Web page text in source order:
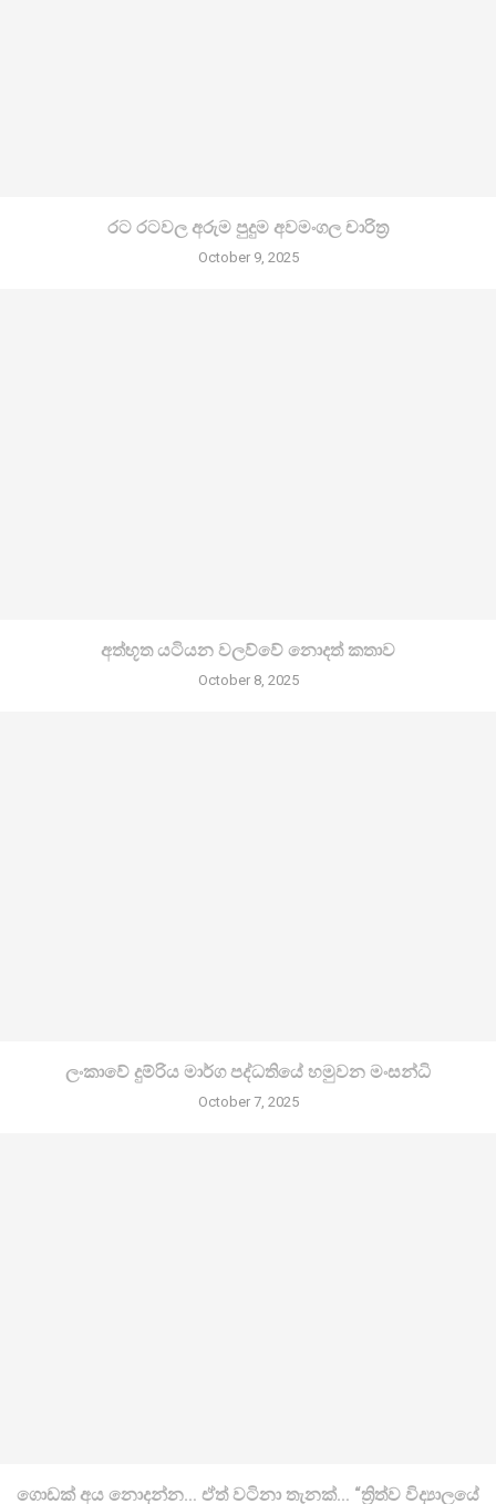
රට රටවල අරුම පුදුම අවමංගල චාරිත්‍ර
October 9, 2025
අත්භූත යටියන වලව්වේ නොදත් කතාව
October 8, 2025
ලංකාවේ දුම්රිය මාර්ග පද්ධතියේ හමුවන මංසන්ධි
October 7, 2025
ගොඩක් අය නොදන්න… ඒත් වටිනා තැනක්… “ත්‍රිත්ව විද්‍යාලයේ